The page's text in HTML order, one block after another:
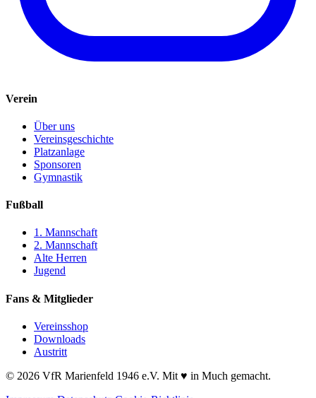
Verein
Über uns
Vereinsgeschichte
Platzanlage
Sponsoren
Gymnastik
Fußball
1. Mannschaft
2. Mannschaft
Alte Herren
Jugend
Fans & Mitglieder
Vereinsshop
Downloads
Austritt
© 2026 VfR Marienfeld 1946 e.V. Mit ♥ in Much gemacht.